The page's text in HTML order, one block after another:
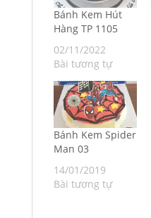
Bánh Kem Hút
Hàng TP 1105
02/11/2022
Bài tương tự
Bánh Kem Spider
Man 03
14/01/2019
Bài tương tự